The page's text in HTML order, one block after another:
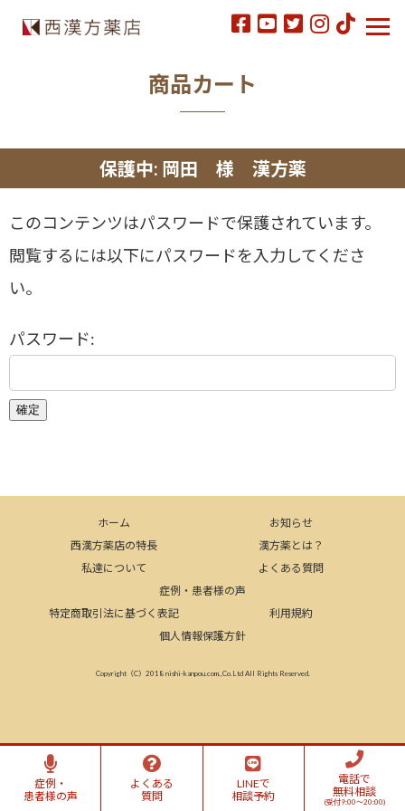
商品カート
保護中: 岡田 様 漢方薬
このコンテンツはパスワードで保護されています。
閲覧するには以下にパスワードを入力してくださ
い。
パスワード:
ホーム
お知らせ
西漢方薬店の特長
漢方薬とは？
私達について
よくある質問
症例・患者様の声
特定商取引法に基づく表記
利用規約
個人情報保護方針
Copyright（C）2018 nishi-kanpou.com.,Co.Ltd All Rights Reserved.
症例・
患者様の声
よくある
質問
LINEで
相談予約
電話で
無料相談
(受付9:00～20:00)